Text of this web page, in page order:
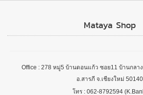
Mataya Shop
Office : 278 หมู่5 บ้านดอนแก้ว ซอย11 บ้านกล
อ.สารภี จ.เชียงใหม่ 50140
โทร : 062-8792594